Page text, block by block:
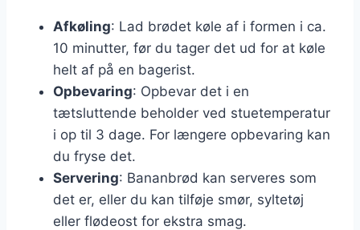
Afkøling: Lad brødet køle af i formen i ca.
10 minutter, før du tager det ud for at køle
helt af på en bagerist.
Opbevaring: Opbevar det i en
tætsluttende beholder ved stuetemperatur
i op til 3 dage. For længere opbevaring kan
du fryse det.
Servering: Bananbrød kan serveres som
det er, eller du kan tilføje smør, syltetøj
eller flødeost for ekstra smag.